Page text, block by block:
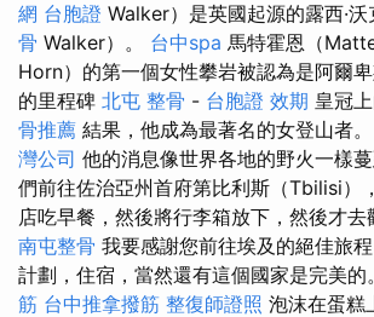
網 台胞證 Walker）是英國起源的露西·
骨 Walker）。 台中spa 馬特霍恩（
Horn）的第一個女性攀岩被認為是阿爾
的里程碑 北屯 整骨 - 台胞證 效期 皇冠
骨推薦 結果，他成為最著名的女登山者。
灣公司 他的消息像世界各地的野火一樣
們前往佐治亞州首府第比利斯（Tbilisi）
店吃早餐，然後將行李箱放下，然後才去
南屯整骨 我要感謝您前往埃及的絕佳旅程
計劃，住宿，當然還有這個國家是完美的
筋 台中推拿撥筋 整復師證照 泡沫在蛋糕